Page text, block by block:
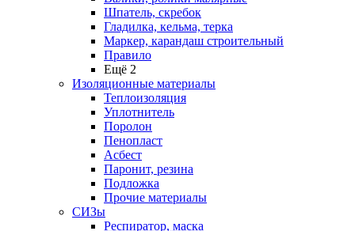
Шпатель, скребок
Гладилка, кельма, терка
Маркер, карандаш строительный
Правило
Ещё 2
Изоляционные материалы
Теплоизоляция
Уплотнитель
Поролон
Пенопласт
Асбест
Паронит, резина
Подложка
Прочие материалы
СИЗы
Респиратор, маска